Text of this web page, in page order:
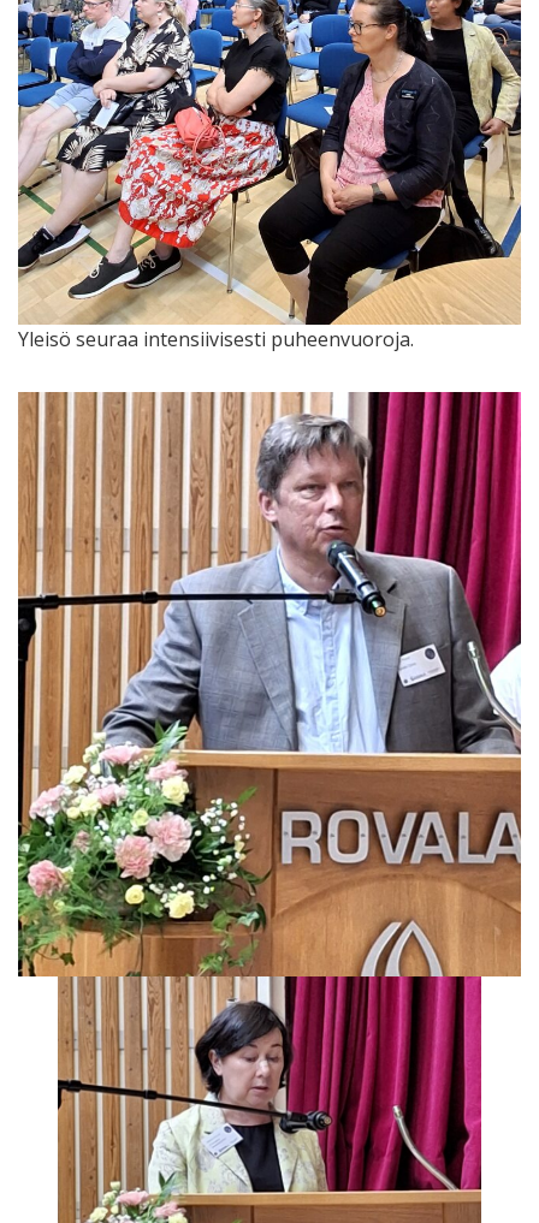
Yleisö seuraa intensiivisesti puheenvuoroja.